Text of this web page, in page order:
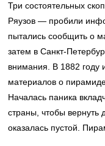
Три состоятельных
Ряузов — пробили
пытались сообщить о
затем в Санкт-
внимания. В 1882 году
материалов о
Началась паника
страны, чтобы вернуть
оказалась пустой.